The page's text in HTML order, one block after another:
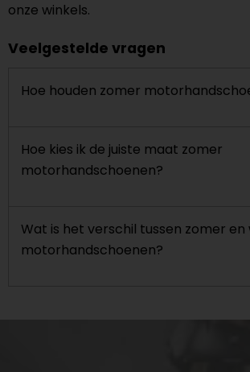
onze winkels.
Veelgestelde vragen
Hoe houden zomer
Hoe kies ik de juiste maat zomer
motorhandschoenen?
Wat is het verschil tussen zomer en
motorhandschoenen?